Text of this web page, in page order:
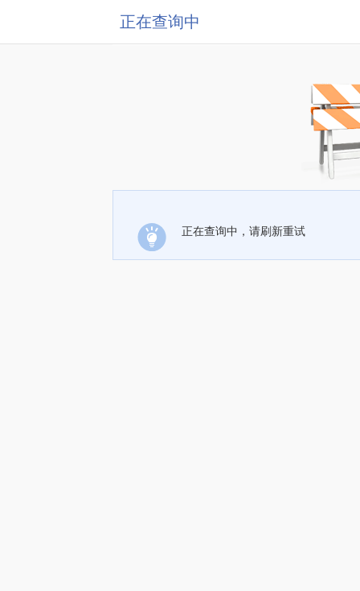
正在查询中
正在查询中，请刷新重试